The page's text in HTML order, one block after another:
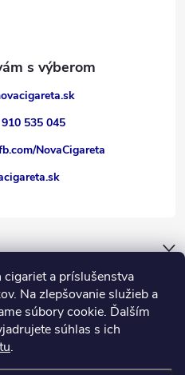
cigariet a príslušenstva
Na zlepšovanie služieb a
súbory cookie. Ďalším
súhlas s ich
tu.
/€0
535 045
NovaCigareta